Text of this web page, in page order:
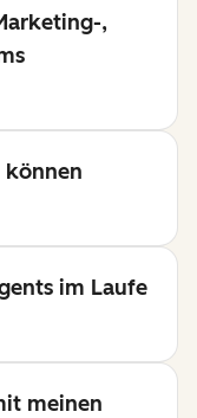
,
im Laufe
meinen